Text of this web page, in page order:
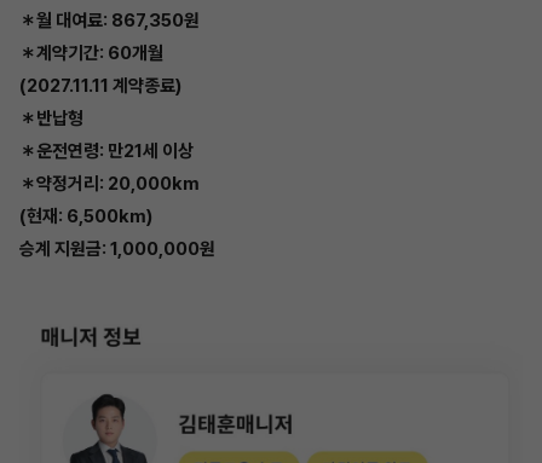
＊월 대여료: 867,350원
＊계약기간: 60개월
(2027.11.11 계약종료)
＊반납형
＊운전연령: 만21세 이상
＊약정거리: 20,000km
(현재: 6,500km)
승계 지원금: 1,000,000원